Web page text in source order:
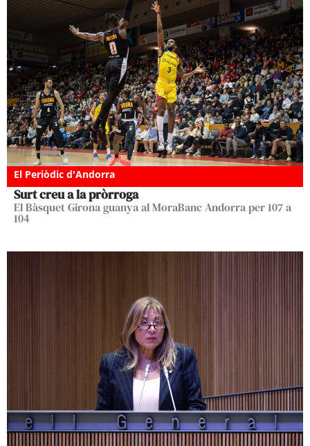
El Periòdic d'Andorra
Surt creu a la pròrroga
El Bàsquet Girona guanya al MoraBanc Andorra per 107 a
104